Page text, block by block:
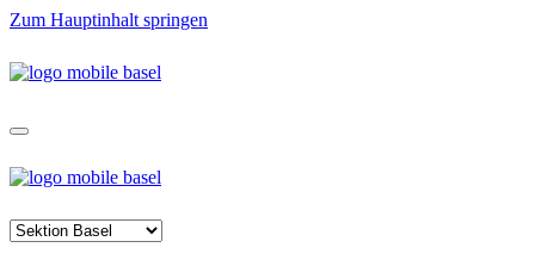
Zum Hauptinhalt springen